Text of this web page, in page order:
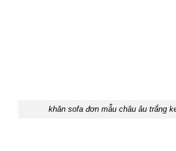
khăn sofa đơn mẫu châu âu trắng